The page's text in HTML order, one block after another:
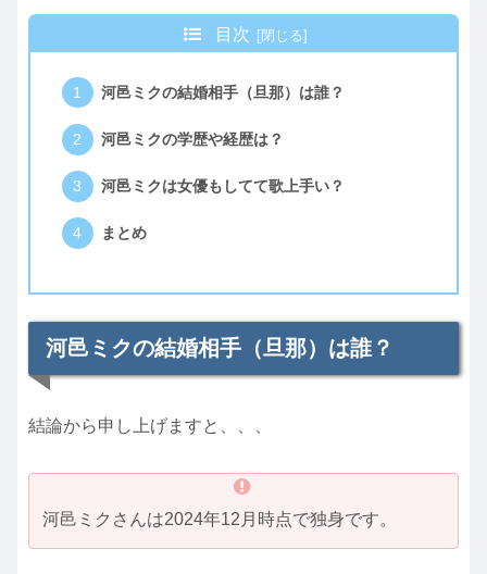
目次
河邑ミクの結婚相手（旦那）は誰？
河邑ミクの学歴や経歴は？
河邑ミクは女優もしてて歌上手い？
まとめ
河邑ミクの結婚相手（旦那）は誰？
結論から申し上げますと、、、
河邑ミクさんは2024年12月時点で独身です。